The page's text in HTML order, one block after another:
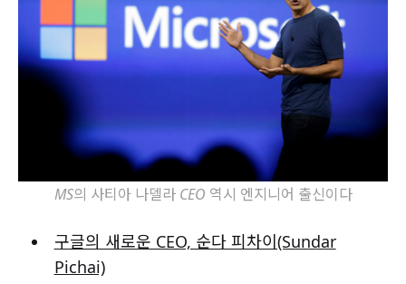
MS의 사티아 나델라 CEO 역시 엔지니어 출신이다
구글의 새로운 CEO, 순다 피차이(Sundar
Pichai)